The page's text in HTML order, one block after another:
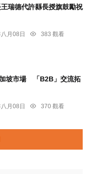
瑞德代許縣長授旗鼓勵祝
月08日
383 觀看
坡市場 「B2B」交流拓
月08日
370 觀看